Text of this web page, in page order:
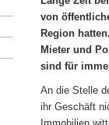
von
Region
Mieter und
sind für
An die Stelle
ihr Geschäft